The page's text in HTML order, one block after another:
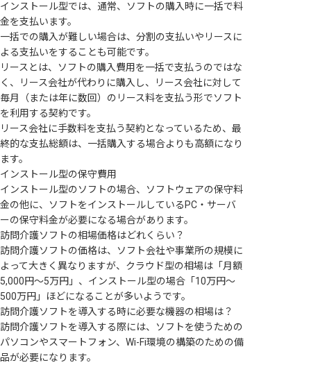
インストール型では、通常、ソフトの購入時に一括で料
金を支払います。
一括での購入が難しい場合は、分割の支払いやリースに
よる支払いをすることも可能です。
リースとは、ソフトの購入費用を一括で支払うのではな
く、リース会社が代わりに購入し、リース会社に対して
毎月（または年に数回）のリース料を支払う形でソフト
を利用する契約です。
リース会社に手数料を支払う契約となっているため、最
終的な支払総額は、一括購入する場合よりも高額になり
ます。
インストール型の保守費用
インストール型のソフトの場合、ソフトウェアの保守料
金の他に、ソフトをインストールしているPC・サーバ
ーの保守料金が必要になる場合があります。
訪問介護ソフトの相場価格はどれくらい？
訪問介護ソフトの価格は、ソフト会社や事業所の規模に
よって大きく異なりますが、クラウド型の相場は「月額
5,000円〜5万円」、インストール型の場合「10万円〜
500万円」ほどになることが多いようです。
訪問介護ソフトを導入する時に必要な機器の相場は？
訪問介護ソフトを導入する際には、ソフトを使うための
パソコンやスマートフォン、Wi-Fi環境の構築のための備
品が必要になります。